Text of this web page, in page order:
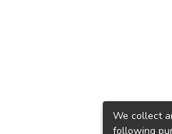
We collect
following